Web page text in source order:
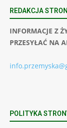
REDAKCJA
INFORMACJE Z
PRZESYŁAĆ NA
POLITYKA